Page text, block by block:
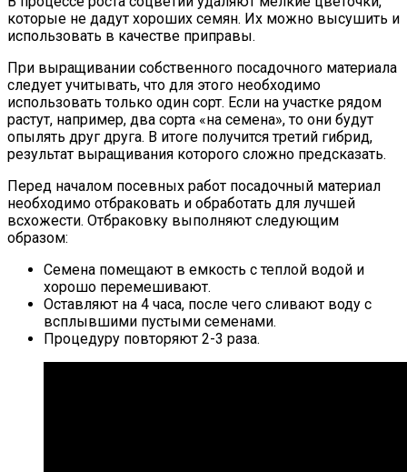
которые не дадут хороших семян. Их можно высушить и
использовать в качестве приправы.
При выращивании собственного посадочного материала
следует учитывать, что для этого необходимо
использовать только один сорт. Если на участке рядом
растут, например, два сорта «на семена», то они будут
опылять друг друга. В итоге получится третий гибрид,
результат выращивания которого сложно предсказать.
Перед началом посевных работ посадочный материал
необходимо отбраковать и обработать для лучшей
всхожести. Отбраковку выполняют следующим
образом:
Семена помещают в емкость с теплой водой и
хорошо перемешивают.
Оставляют на 4 часа, после чего сливают воду с
всплывшими пустыми семенами.
Процедуру повторяют 2-3 раза.